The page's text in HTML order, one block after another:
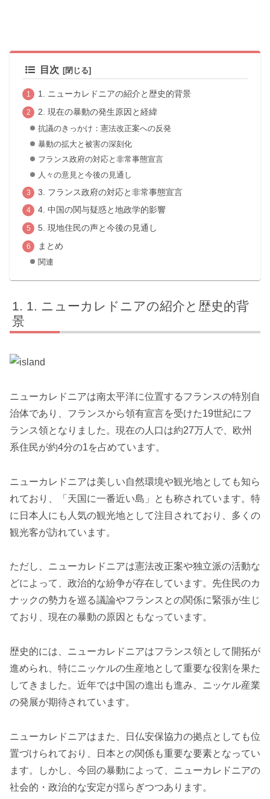
目次
1. ニューカレドニアの紹介と歴史的背景
2. 現在の暴動の発生原因と経緯
抗議のきっかけ：憲法改正案への反発
暴動の拡大と被害の深刻化
フランス政府の対応と非常事態宣言
人々の意見と今後の見通し
3. フランス政府の対応と非常事態宣言
4. 中国の関与疑惑と地政学的影響
5. 現地住民の声と今後の見通し
まとめ
関連
1. ニューカレドニアの紹介と歴史的背
景
ニューカレドニアは南太平洋に位置するフランスの特別自
治体であり、フランスから領有宣言を受けた19世紀にフ
ランス領となりました。現在の人口は約27万人で、欧州
系住民が約4分の1を占めています。
ニューカレドニアは美しい自然環境や観光地としても知ら
れており、「天国に一番近い島」とも称されています。特
に日本人にも人気の観光地として注目されており、多くの
観光客が訪れています。
ただし、ニューカレドニアは憲法改正案や独立派の活動な
どによって、政治的な紛争が存在しています。先住民のカ
ナックの勢力を巡る議論やフランスとの関係に緊張が生じ
ており、現在の暴動の原因ともなっています。
歴史的には、ニューカレドニアはフランス領として開拓が
進められ、特にニッケルの生産地として重要な役割を果た
してきました。近年では中国の進出も進み、ニッケル産業
の発展が期待されています。
ニューカレドニアはまた、日仏安保協力の拠点としても位
置づけられており、日本との関係も重要な要素となってい
ます。しかし、今回の暴動によって、ニューカレドニアの
社会的・政治的な安定が揺らぎつつあります。